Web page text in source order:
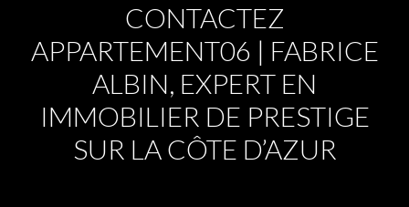
CONTACTEZ
APPARTEMENT06 | FABRICE
ALBIN, EXPERT EN
IMMOBILIER DE PRESTIGE
SUR LA CÔTE D’AZUR